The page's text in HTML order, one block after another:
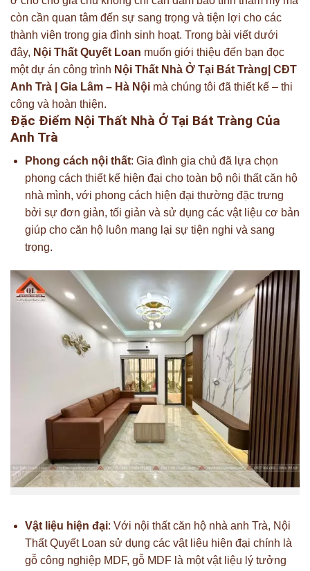
còn cần quan tâm đến sự sang trọng và tiện lợi cho các
thành viên trong gia đình sinh hoạt. Trong bài viết dưới
đây, Nội Thất Quyết Loan muốn giới thiệu đến bạn đọc
một dự án công trình Nội Thất Nhà Ở Tại Bát Tràng| CĐT
Anh Trà | Gia Lâm – Hà Nội mà chúng tôi đã thiết kế – thi
công và hoàn thiện.
Đặc Điểm Nội Thất Nhà Ở Tại Bát Tràng Của
Anh Trà
Phong cách nội thất: Gia đình gia chủ đã lựa chọn
phong cách thiết kế hiện đại cho toàn bộ nội thất căn hộ
nhà mình, với phong cách hiện đại thường đặc trưng
bởi sự đơn giản, tối giản và sử dụng các vật liệu cơ bản
giúp cho căn hộ luôn mang lại sự tiện nghi và sang
trọng.
Vật liệu hiện đại: Với nội thất căn hộ nhà anh Trà, Nội
Thất Quyết Loan sử dụng các vật liệu hiện đại chính là
gỗ công nghiệp MDF, gỗ MDF là một vật liệu lý tưởng